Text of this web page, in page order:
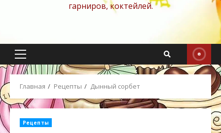
гарниров, коктейлей.
Основное
меню
Главная Рецепты Дынный сорбет
Рецепты